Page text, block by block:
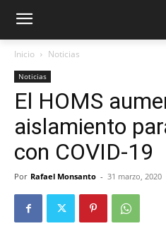
Inicio Noticias
Noticias
El HOMS
aislamiento
con COVID-19
Por Rafael Monsanto - 31 marzo, 2020